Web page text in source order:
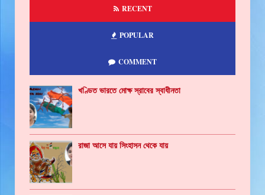
RECENT
POPULAR
COMMENT
খণ্ডিত ভারতে মোক্ষ স্রাবের স্বাধীনতা
রাজা আসে যায় সিংহাসন থেকে যায়